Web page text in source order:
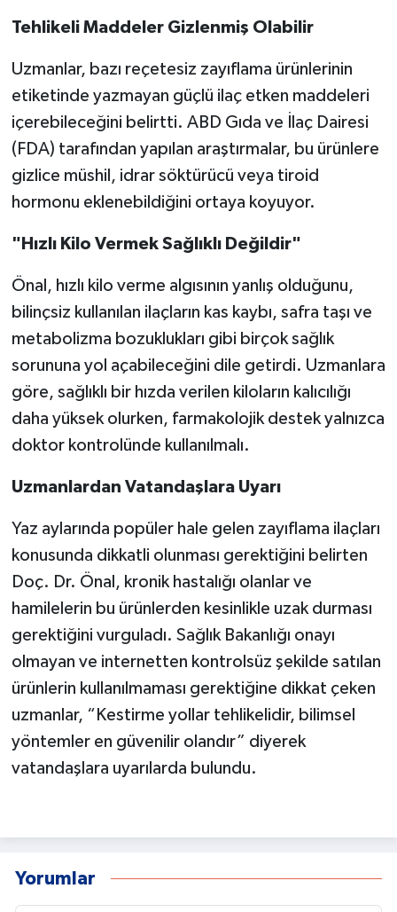
Tehlikeli Maddeler Gizlenmiş Olabilir
Uzmanlar, bazı reçetesiz zayıflama ürünlerinin
etiketinde yazmayan güçlü ilaç etken maddeleri
içerebileceğini belirtti. ABD Gıda ve İlaç Dairesi
(FDA) tarafından yapılan araştırmalar, bu ürünlere
gizlice müshil, idrar söktürücü veya tiroid
hormonu eklenebildiğini ortaya koyuyor.
"Hızlı Kilo Vermek Sağlıklı Değildir"
Önal, hızlı kilo verme algısının yanlış olduğunu,
bilinçsiz kullanılan ilaçların kas kaybı, safra taşı ve
metabolizma bozuklukları gibi birçok sağlık
sorununa yol açabileceğini dile getirdi. Uzmanlara
göre, sağlıklı bir hızda verilen kiloların kalıcılığı
daha yüksek olurken, farmakolojik destek yalnızca
doktor kontrolünde kullanılmalı.
Uzmanlardan Vatandaşlara Uyarı
Yaz aylarında popüler hale gelen zayıflama ilaçları
konusunda dikkatli olunması gerektiğini belirten
Doç. Dr. Önal, kronik hastalığı olanlar ve
hamilelerin bu ürünlerden kesinlikle uzak durması
gerektiğini vurguladı. Sağlık Bakanlığı onayı
olmayan ve internetten kontrolsüz şekilde satılan
ürünlerin kullanılmaması gerektiğine dikkat çeken
uzmanlar, “Kestirme yollar tehlikelidir, bilimsel
yöntemler en güvenilir olandır” diyerek
vatandaşlara uyarılarda bulundu.
Yorumlar